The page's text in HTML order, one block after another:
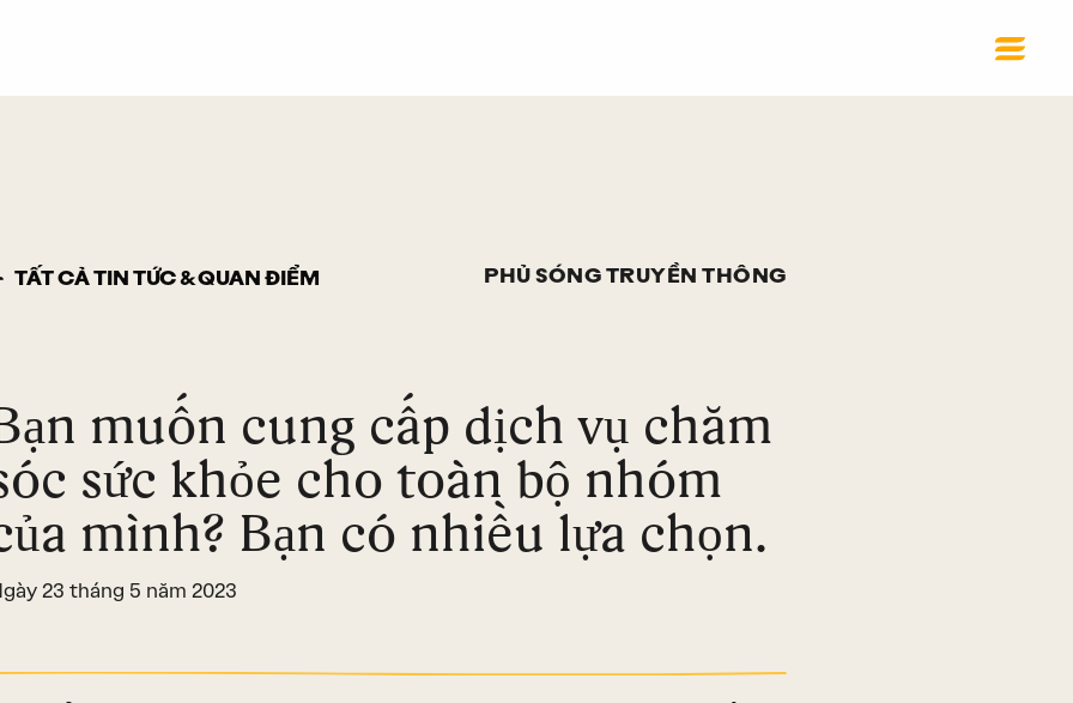
TẤT CẢ TIN TỨC & QUAN ĐIỂM PHỦ SÓNG TRUYỀN THÔNG
muốn cung cấp dịch vụ chăm
sức khỏe cho toàn bộ nhóm
mình? Bạn có nhiều lựa chọn.
23 tháng 5 năm 2023